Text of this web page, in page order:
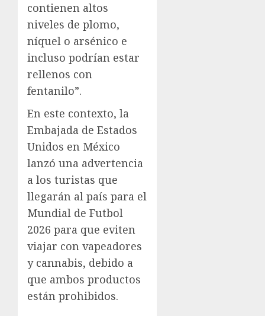
contienen altos
niveles de plomo,
níquel o arsénico e
incluso podrían estar
rellenos con
fentanilo”.
En este contexto, la
Embajada de Estados
Unidos en México
lanzó una advertencia
a los turistas que
llegarán al país para el
Mundial de Futbol
2026 para que eviten
viajar con vapeadores
y cannabis, debido a
que ambos productos
están prohibidos.